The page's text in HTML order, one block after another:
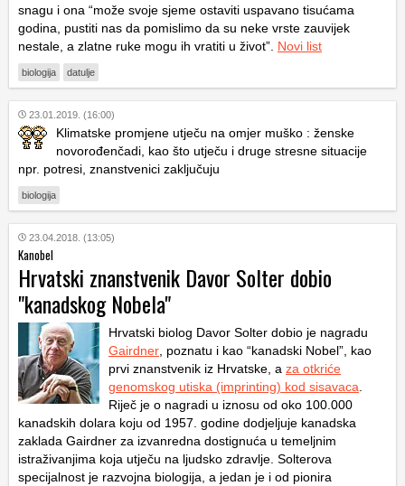
snagu i ona “može svoje sjeme ostaviti uspavano tisućama
godina, pustiti nas da pomislimo da su neke vrste zauvijek
nestale, a zlatne ruke mogu ih vratiti u život”. Novi list
biologija datulje
23.01.2019. (16:00)
Klimatske promjene utječu na omjer muško : ženske
novorođenčadi, kao što utječu i druge stresne situacije
npr. potresi, znanstvenici zaključuju
biologija
23.04.2018. (13:05)
Kanobel
Hrvatski znanstvenik Davor Solter dobio
"kanadskog Nobela"
Hrvatski biolog Davor Solter dobio je nagradu
Gairdner , poznatu i kao “kanadski Nobel”, kao
prvi znanstvenik iz Hrvatske, a za otkriće
genomskog utiska (imprinting) kod sisavaca
Riječ je o nagradi u iznosu od oko 100.000
kanadskih dolara koju od 1957. godine dodjeljuje kanadska
zaklada Gairdner za izvanredna dostignuća u temeljnim
istraživanjima koja utječu na ljudsko zdravlje. Solterova
specijalnost je razvojna biologija, a jedan je i od pionira